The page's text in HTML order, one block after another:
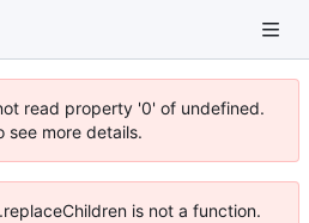
read property '0' of undefined.
see more details.
is not a function.